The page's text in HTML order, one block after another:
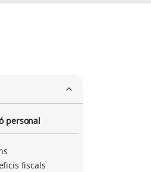
personal
fiscals